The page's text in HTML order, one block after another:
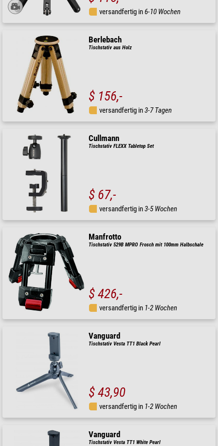
versandfertig in6-10 Wochen
Berlebach
Tischstativ aus Holz
$ 156,-
versandfertig in3-7 Tagen
Cullmann
Tischstativ FLEXX Tabletop Set
$ 67,-
versandfertig in3-5 Wochen
Manfrotto
Tischstativ 529B MPRO Frosch mit 100mm Halbschale
$ 426,-
versandfertig in 1-2 Wochen
Vanguard
Tischstativ Vesta TT1 Black Pearl
$ 43,90
versandfertig in 1-2 Wochen
Vanguard
Tischstativ Vesta TT1 White Pearl